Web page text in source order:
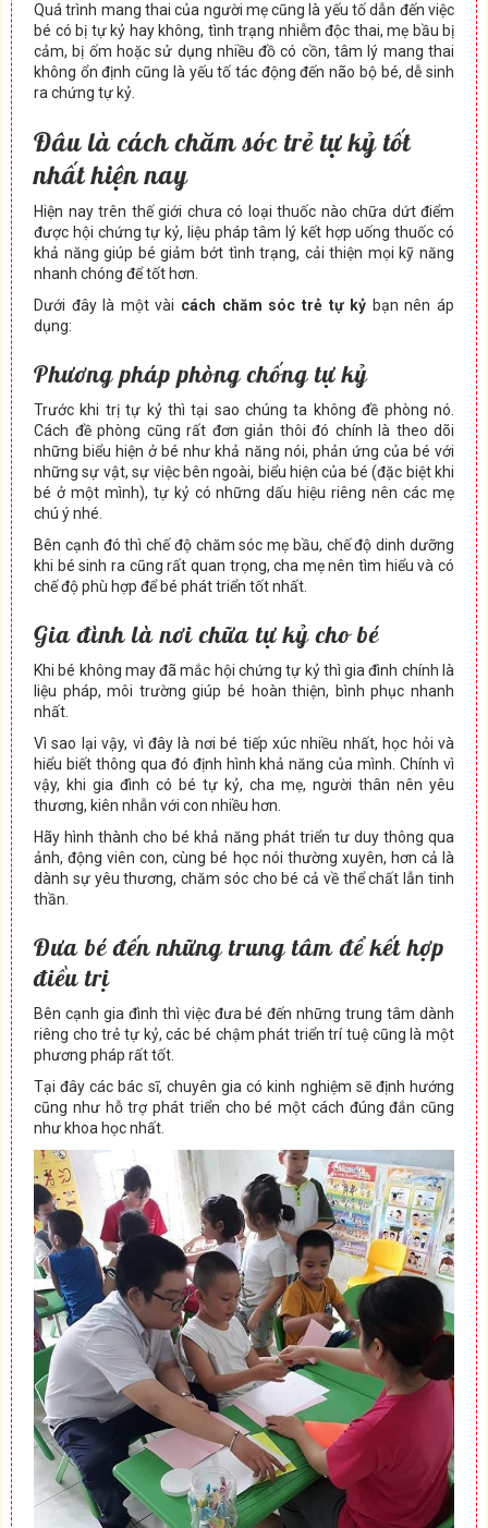
Quá trình mang thai của người mẹ cũng là yếu tố dẫn đến việc
bé có bị tự kỷ hay không, tình trạng nhiễm độc thai, mẹ bầu bị
cảm, bị ốm hoặc sử dụng nhiều đồ có cồn, tâm lý mang thai
không ổn định cũng là yếu tố tác động đến não bộ bé, dễ sinh
ra chứng tự kỷ.
Đâu là cách chăm sóc trẻ tự kỷ tốt
nhất hiện nay
Hiện nay trên thế giới chưa có loại thuốc nào chữa dứt điểm
được hội chứng tự kỷ, liệu pháp tâm lý kết hợp uống thuốc có
khả năng giúp bé giảm bớt tình trạng, cải thiện mọi kỹ năng
nhanh chóng để tốt hơn.
Dưới đây là một vài cách chăm sóc trẻ tự kỷ bạn nên áp
dụng:
Phương pháp phòng chống tự kỷ
Trước khi trị tự kỷ thì tại sao chúng ta không đề phòng nó.
Cách đề phòng cũng rất đơn giản thôi đó chính là theo dõi
những biểu hiện ở bé như khả năng nói, phản ứng của bé với
những sự vật, sự việc bên ngoài, biểu hiện của bé (đặc biệt khi
bé ở một mình), tự kỷ có những dấu hiệu riêng nên các mẹ
chú ý nhé.
Bên cạnh đó thì chế độ chăm sóc mẹ bầu, chế độ dinh dưỡng
khi bé sinh ra cũng rất quan trọng, cha mẹ nên tìm hiểu và có
chế độ phù hợp để bé phát triển tốt nhất.
Gia đình là nơi chữa tự kỷ cho bé
Khi bé không may đã mắc hội chứng tự kỷ thì gia đình chính là
liệu pháp, môi trường giúp bé hoàn thiện, bình phục nhanh
nhất.
Vì sao lại vậy, vì đây là nơi bé tiếp xúc nhiều nhất, học hỏi và
hiểu biết thông qua đó định hình khả năng của mình. Chính vì
vậy, khi gia đình có bé tự kỷ, cha mẹ, người thân nên yêu
thương, kiên nhẫn với con nhiều hơn.
Hãy hình thành cho bé khả năng phát triển tư duy thông qua
ảnh, động viên con, cùng bé học nói thường xuyên, hơn cả là
dành sự yêu thương, chăm sóc cho bé cả về thể chất lẫn tinh
thần.
Đưa bé đến những trung tâm để kết hợp
điều trị
Bên cạnh gia đình thì việc đưa bé đến những trung tâm dành
riêng cho trẻ tự kỷ, các bé chậm phát triển trí tuệ cũng là một
phương pháp rất tốt.
Tại đây các bác sĩ, chuyên gia có kinh nghiệm sẽ định hướng
cũng như hỗ trợ phát triển cho bé một cách đúng đắn cũng
như khoa học nhất.